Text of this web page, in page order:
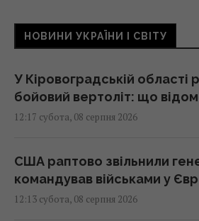
НОВИНИ УКРАЇНИ І СВІТУ
У Кіровоградській області
бойовий вертоліт: що
12:17 субота, 08 серпня 2026
США раптово звільнили
командував військами у
12:13 субота, 08 серпня 2026